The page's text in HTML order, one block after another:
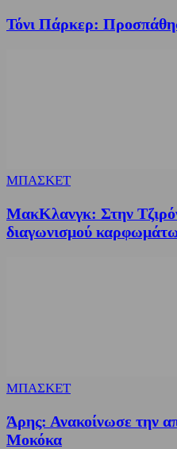
Τόνι Πάρκερ:
ΜΠΑΣΚΕΤ
ΜακΚλανγκ: Στην
διαγωνισμού
ΜΠΑΣΚΕΤ
Άρης: Ανακοίνωσε την
Μοκόκα